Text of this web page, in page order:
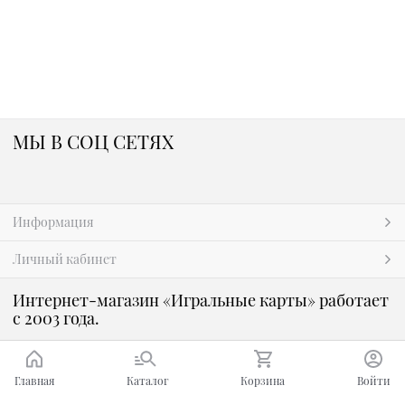
МЫ В СОЦ СЕТЯХ
Информация
Личный кабинет
Интернет-магазин «Игральные карты» работает
с 2003 года.
Главная Каталог Корзина Войти